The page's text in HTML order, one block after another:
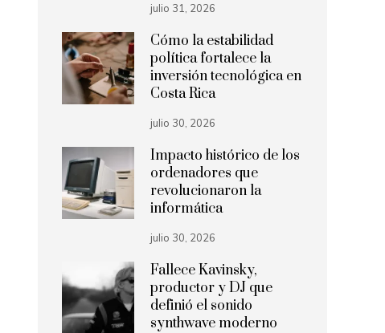
julio 31, 2026
Cómo la estabilidad
política fortalece la
inversión tecnológica en
Costa Rica
julio 30, 2026
Impacto histórico de los
ordenadores que
revolucionaron la
informática
julio 30, 2026
Fallece Kavinsky,
productor y DJ que
definió el sonido
synthwave moderno